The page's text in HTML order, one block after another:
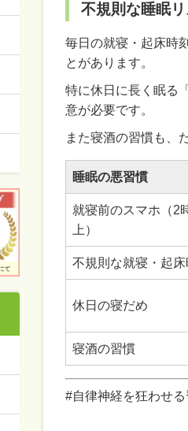
不規則な睡眠
毎日の就寝・起床時
とがあります。
特に休日に長く眠る
意が必要です。
また寝酒の習慣も、
睡眠の悪習慣
就寝前のスマホ（2
上）
不規則な就寝・起床
休日の寝だめ
寝酒の習慣
#自律神経を狂わせ